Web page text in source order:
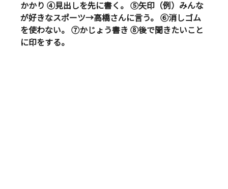
かかり ④見出しを先に書く。 ⑤矢印（例）みんな
が好きなスポーツ→高橋さんに言う。 ⑥消しゴム
を使わない。 ⑦かじょう書き ⑧後で聞きたいこと
に印をする。